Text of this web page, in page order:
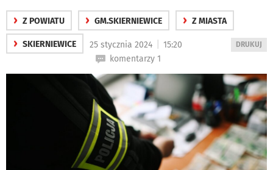
› Z POWIATU › GM.SKIERNIEWICE › Z MIASTA
› SKIERNIEWICE
WYDRUKUJ
DRUKUJ
25 stycznia 2024
15:20
komentarzy 1